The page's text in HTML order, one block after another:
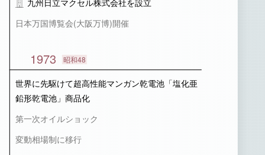
九州日立マクセル株式会社を設立
日本万国博覧会(大阪万博)開催
1973 昭和48
世界に先駆けて超高性能マンガン乾電池「塩化亜
鉛形乾電池」商品化
第一次オイルショック
変動相場制に移行